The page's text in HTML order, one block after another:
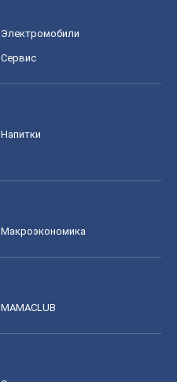
Электромобили
Сервис
Напитки
Mакроэкономика
MAMACLUB